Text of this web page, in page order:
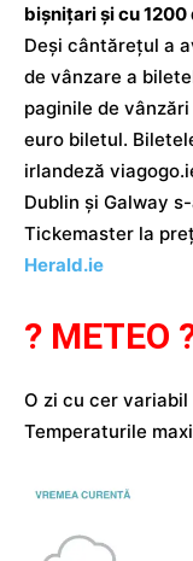
bișnițari și cu 1200
Deși cântărețul a
de vânzare a
paginile de
euro biletul.
irlandeză
Dublin și Galway
Tickemaster la
Herald.ie
? METEO
O zi cu cer
Temperaturile